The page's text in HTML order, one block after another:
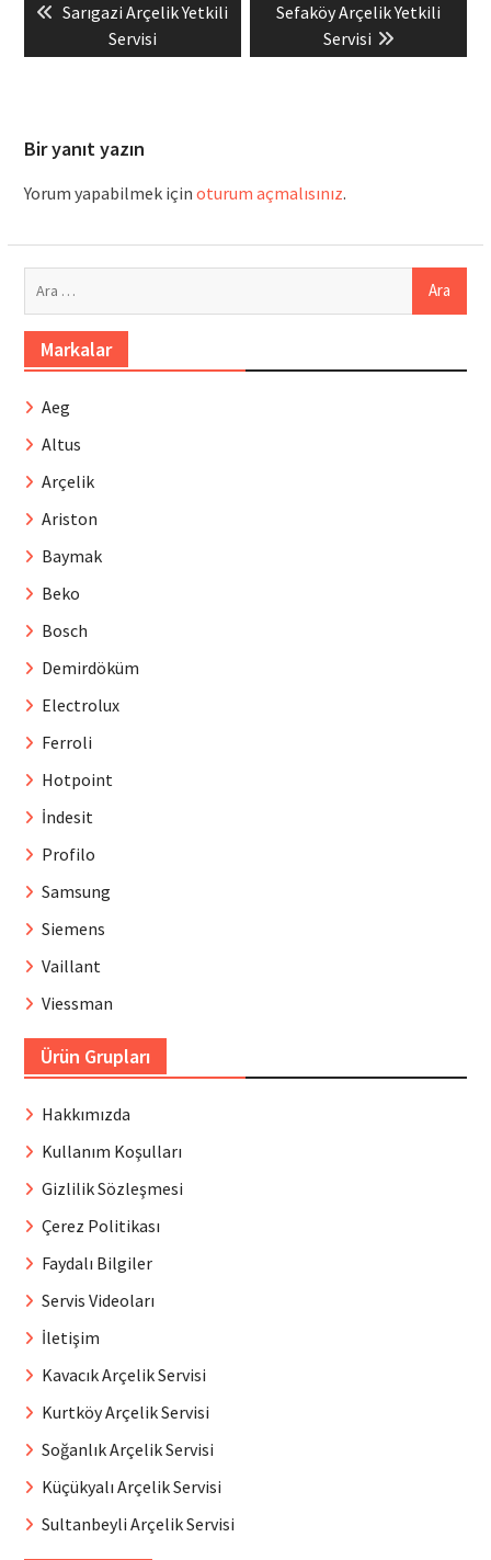
gezinmesi
Previous
Sarıgazi Arçelik Yetkili
Servisi
Next
Sefaköy Arçelik Yetkili
Servisi
Bir yanıt yazın
Yorum yapabilmek için oturum açmalısınız.
Markalar
Aeg
Altus
Arçelik
Ariston
Baymak
Beko
Bosch
Demirdöküm
Electrolux
Ferroli
Hotpoint
İndesit
Profilo
Samsung
Siemens
Vaillant
Viessman
Ürün Grupları
Hakkımızda
Kullanım Koşulları
Gizlilik Sözleşmesi
Çerez Politikası
Faydalı Bilgiler
Servis Videoları
İletişim
Kavacık Arçelik Servisi
Kurtköy Arçelik Servisi
Soğanlık Arçelik Servisi
Küçükyalı Arçelik Servisi
Sultanbeyli Arçelik Servisi